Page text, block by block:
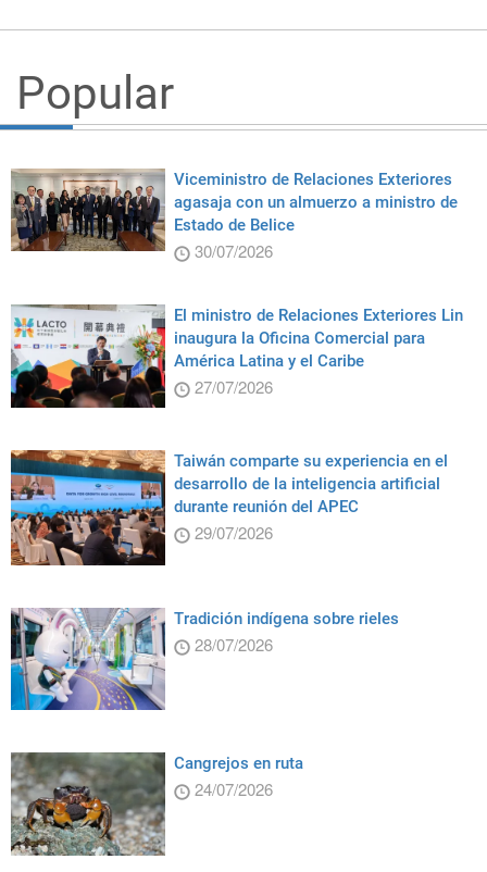
Popular
Viceministro de Relaciones Exteriores
agasaja con un almuerzo a ministro de
Estado de Belice
30/07/2026
El ministro de Relaciones Exteriores Lin
inaugura la Oficina Comercial para
América Latina y el Caribe
27/07/2026
Taiwán comparte su experiencia en el
desarrollo de la inteligencia artificial
durante reunión del APEC
29/07/2026
Tradición indígena sobre rieles
28/07/2026
Cangrejos en ruta
24/07/2026